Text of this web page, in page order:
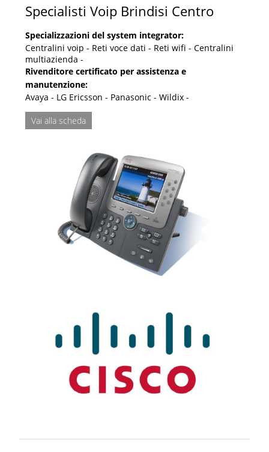
Specialisti Voip Brindisi Centro
Specializzazioni del system integrator:
Centralini voip - Reti voce dati - Reti wifi - Centralini
multiazienda -
Rivenditore certificato per assistenza e
manutenzione:
Avaya - LG Ericsson - Panasonic - Wildix -
Vai alla scheda